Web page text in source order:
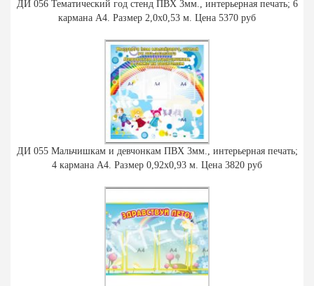
ДИ 056 Тематический год стенд ПВХ 3мм., интерьерная печать; 6
кармана А4. Размер 2,0х0,53 м. Цена 5370 руб
ДИ 055 Мальчишкам и девчонкам ПВХ 3мм., интерьерная печать;
4 кармана А4. Размер 0,92х0,93 м. Цена 3820 руб